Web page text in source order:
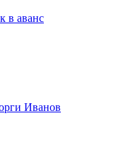
в аванс
Иванов